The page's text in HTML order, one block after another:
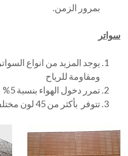
بمرور الزمن.
سواتر
يوجد المزيد من انواع
ومقاومة للرياح
تمرر دخول الهواء بنسبة 5%
تتوفر بأكثر من 45 لون مختلف